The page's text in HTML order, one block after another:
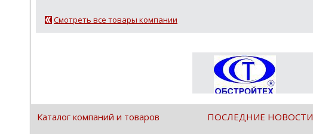
Смотреть все товары компании
Каталог компаний и товаров ПОСЛЕДНИЕ НОВОСТИ